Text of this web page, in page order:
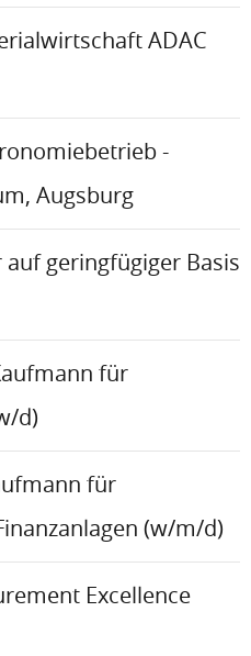
ADAC
-
Augsburg
geringfügiger Basis
für
d)
für
(w/m/d)
Excellence